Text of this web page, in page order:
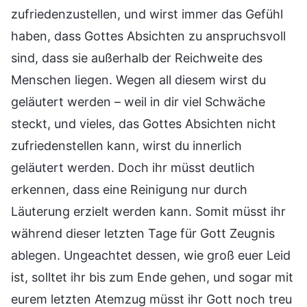
zufriedenzustellen, und wirst immer das Gefühl
haben, dass Gottes Absichten zu anspruchsvoll
sind, dass sie außerhalb der Reichweite des
Menschen liegen. Wegen all diesem wirst du
geläutert werden – weil in dir viel Schwäche
steckt, und vieles, das Gottes Absichten nicht
zufriedenstellen kann, wirst du innerlich
geläutert werden. Doch ihr müsst deutlich
erkennen, dass eine Reinigung nur durch
Läuterung erzielt werden kann. Somit müsst ihr
während dieser letzten Tage für Gott Zeugnis
ablegen. Ungeachtet dessen, wie groß euer Leid
ist, solltet ihr bis zum Ende gehen, und sogar mit
eurem letzten Atemzug müsst ihr Gott noch treu